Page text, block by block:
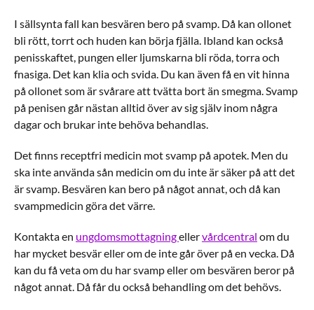
I sällsynta fall kan besvären bero på svamp. Då kan ollonet
bli rött, torrt och huden kan börja fjälla. Ibland kan också
penisskaftet, pungen eller ljumskarna bli röda, torra och
fnasiga. Det kan klia och svida. Du kan även få en vit hinna
på ollonet som är svårare att tvätta bort än smegma. Svamp
på penisen går nästan alltid över av sig själv inom några
dagar och brukar inte behöva behandlas.
Det finns receptfri medicin mot svamp på apotek. Men du
ska inte använda sån medicin om du inte är säker på att det
är svamp. Besvären kan bero på något annat, och då kan
svampmedicin göra det värre.
Kontakta en ungdomsmottagningellervårdcentral om du
har mycket besvär eller om de inte går över på en vecka. Då
kan du få veta om du har svamp eller om besvären beror på
något annat. Då får du också behandling om det behövs.